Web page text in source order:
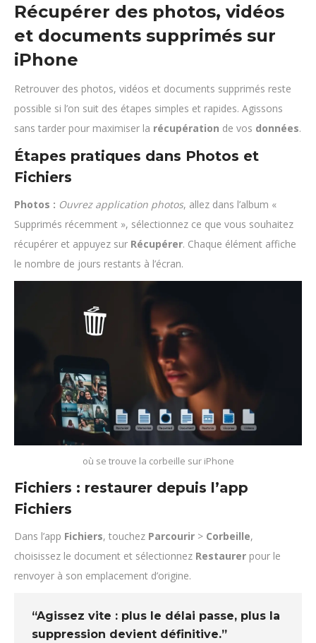
Récupérer des photos, vidéos
et documents supprimés sur
iPhone
Retrouver des photos, vidéos et documents supprimés reste
possible si l’on suit des étapes simples et rapides. Agissons
sans tarder pour maximiser la récupération de vos données.
Étapes pratiques dans Photos et
Fichiers
Photos : Ouvrez application photos, allez dans l’album «
Supprimés récemment », sélectionnez ce que vous souhaitez
récupérer et appuyez sur Récupérer. Chaque élément affiche
le nombre de jours restants à l’écran.
où se trouve la corbeille sur iPhone
Fichiers : restaurer depuis l’app
Fichiers
Dans l’app Fichiers, touchez Parcourir > Corbeille,
choisissez le document et sélectionnez Restaurer pour le
renvoyer à son emplacement d’origine.
“Agissez vite : plus le délai passe, plus la
suppression devient définitive.”